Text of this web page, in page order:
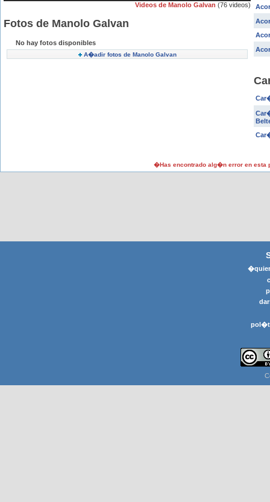
Videos de Manolo Galvan (76 videos)
Fotos de Manolo Galvan
No hay fotos disponibles
A�adir fotos de Manolo Galvan
�Has encontrado alg�n error en esta